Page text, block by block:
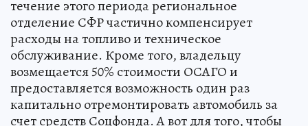
течение этого периода региональное
отделение СФР частично компенсирует
расходы на топливо и техническое
обслуживание. Кроме того, владельцу
возмещается 50% стоимости ОСАГО и
предоставляется возможность один раз
капитально отремонтировать автомобиль за
счет средств Соцфонда. А вот для того, чтобы